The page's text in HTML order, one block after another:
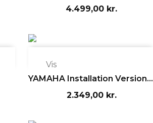
4.499,00 kr.
Vis
YAMAHA Installation Version...
2.349,00 kr.